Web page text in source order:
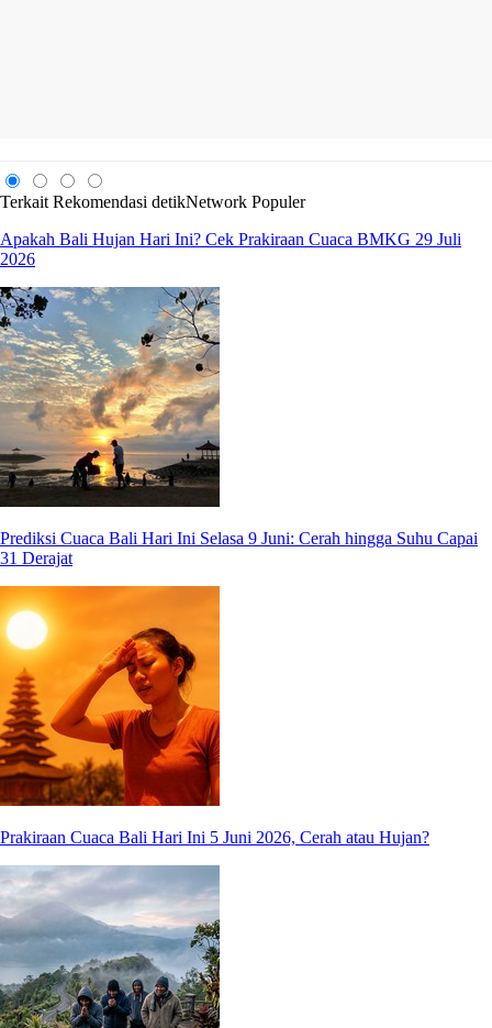
Terkait Rekomendasi detikNetwork Populer
Apakah Bali Hujan Hari Ini? Cek Prakiraan Cuaca BMKG 29 Juli
2026
Prediksi Cuaca Bali Hari Ini Selasa 9 Juni: Cerah hingga Suhu Capai
31 Derajat
Prakiraan Cuaca Bali Hari Ini 5 Juni 2026, Cerah atau Hujan?